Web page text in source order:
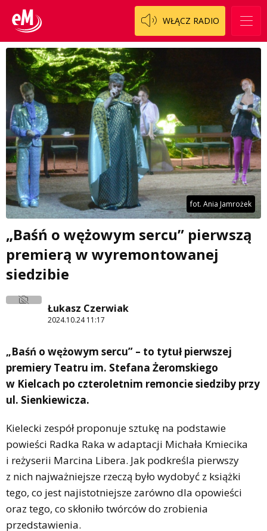
WŁĄCZ RADIO
fot. Ania Jamrożek
„Baśń o wężowym sercu” pierwszą
premierą w wyremontowanej
siedzibie
Łukasz Czerwiak
2024.10.24 11:17
„Baśń o wężowym sercu” – to tytuł pierwszej
premiery Teatru im. Stefana Żeromskiego
w Kielcach po czteroletnim remoncie siedziby przy
ul. Sienkiewicza.
Kielecki zespół proponuje sztukę na podstawie
powieści Radka Raka w adaptacji Michała Kmiecika
i reżyserii Marcina Libera. Jak podkreśla pierwszy
z nich najważniejsze rzeczą było wydobyć z książki
tego, co jest najistotniejsze zarówno dla opowieści
oraz tego, co skłoniło twórców do zrobienia
przedstawienia.